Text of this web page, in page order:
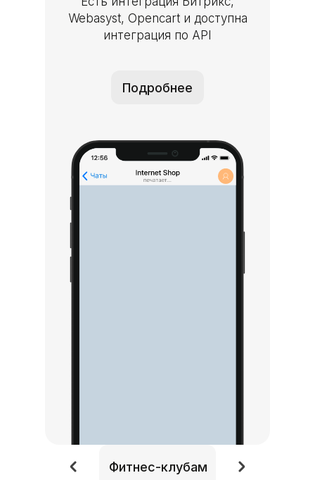
Webasyst, Opencart и доступна
интеграция по API
Подробнее
Фитнес-клубам